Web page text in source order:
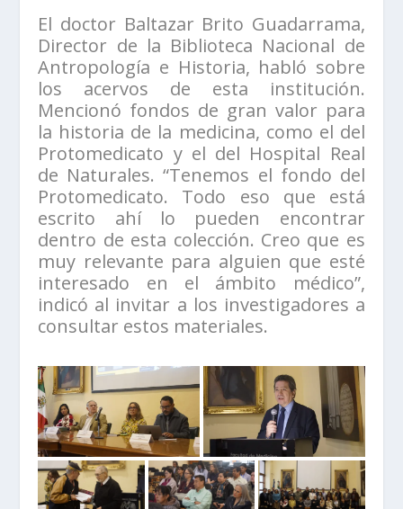
El doctor Baltazar Brito Guadarrama,
Director de la Biblioteca Nacional de
Antropología e Historia, habló sobre
los acervos de esta institución.
Mencionó fondos de gran valor para
la historia de la medicina, como el del
Protomedicato y el del Hospital Real
de Naturales. “Tenemos el fondo del
Protomedicato. Todo eso que está
escrito ahí lo pueden encontrar
dentro de esta colección. Creo que es
muy relevante para alguien que esté
interesado en el ámbito médico”,
indicó al invitar a los investigadores a
consultar estos materiales.